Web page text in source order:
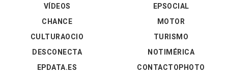
VÍDEOS
EPSOCIAL
CHANCE
CULTURAOCIO
DESCONECTA
EPDATA.ES
MOTOR
TURISMO
NOTIMÉRICA
CONTACTOPHOTO